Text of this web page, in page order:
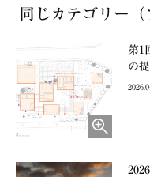
同じカテゴリー
第1
の